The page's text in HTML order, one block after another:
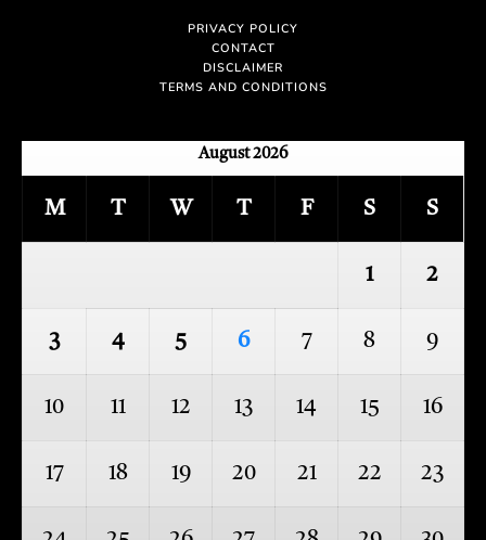
PRIVACY POLICY
CONTACT
DISCLAIMER
TERMS AND CONDITIONS
August 2026
M T W T F S S
1 2
3 4 5 6 7 8 9
10 11 12 13 14 15 16
17 18 19 20 21 22 23